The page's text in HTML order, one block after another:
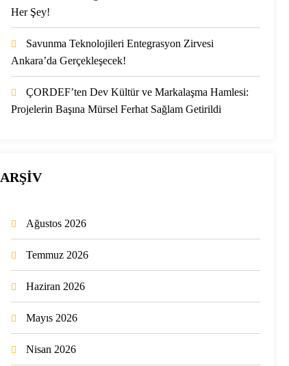
Her Şey!
Savunma Teknolojileri Entegrasyon Zirvesi
Ankara’da Gerçekleşecek!
ÇORDEF’ten Dev Kültür ve Markalaşma Hamlesi:
Projelerin Başına Mürsel Ferhat Sağlam Getirildi
ARŞİV
Ağustos 2026
Temmuz 2026
Haziran 2026
Mayıs 2026
Nisan 2026